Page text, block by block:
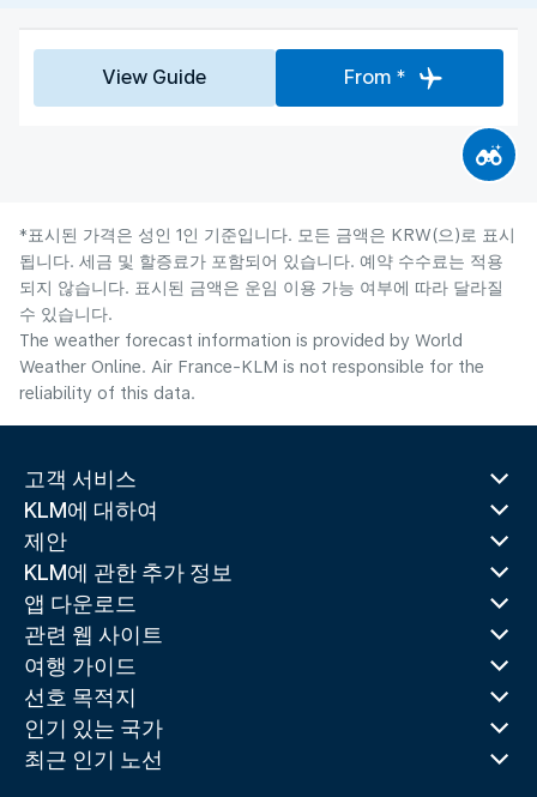
View Guide From *
*표시된 가격은 성인 1인 기준입니다. 모든 금액은 KRW(으)로 표시
됩니다. 세금 및 할증료가 포함되어 있습니다. 예약 수수료는 적용
되지 않습니다. 표시된 금액은 운임 이용 가능 여부에 따라 달라질
수 있습니다.
The weather forecast information is provided by World
Weather Online. Air France-KLM is not responsible for the
reliability of this data.
고객 서비스
KLM에 대하여
제안
KLM에 관한 추가 정보
앱 다운로드
관련 웹 사이트
여행 가이드
선호 목적지
인기 있는 국가
최근 인기 노선